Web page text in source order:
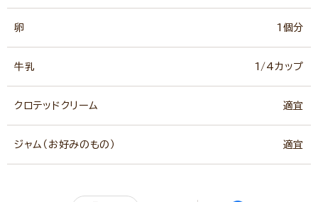
卵 1個分
牛乳 1/4カップ
クロテッドクリーム 適宜
ジャム（お好みのもの） 適宜